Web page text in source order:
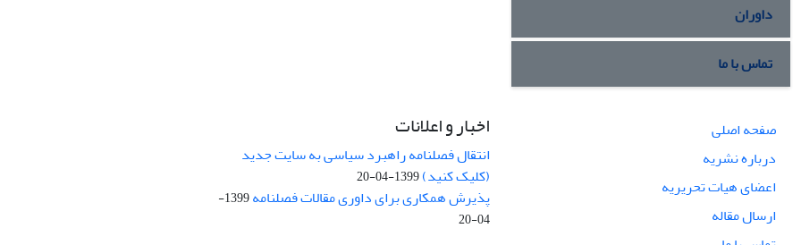
داوران
تماس با ما
صفحه اصلی
درباره نشریه
اعضای هیات تحریریه
ارسال مقاله
اخبار و اعلانات
انتقال فصلنامه راهبرد سیاسی به سایت جدید
(کلیک کنید)1399-04-20
پذیرش همکاری برای داوری مقالات فصلنامه
1399-
04-20